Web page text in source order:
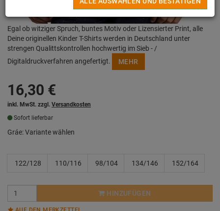
Egal ob witziger Spruch, buntes Motiv oder Lizensierter Print, alle
Deine originellen Kinder T-Shirts werden in Deutschland unter
strengen Qualittskontrollen hochwertig im Sieb - /
Digitaldruckverfahren angefertigt.
MEHR
16,30 €
inkl. MwSt. zzgl. Versandkosten
Sofort lieferbar
Gráe:Variante wählen
122/128 110/116 98/104 134/146 152/164
HINZUFÜGEN